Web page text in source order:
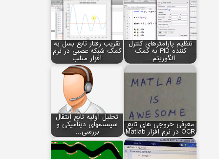
تنظیم پارامترهای کنترل
کننده PID به کمک
الگوریتم…
تقریب رفتار تابع بسل به
کمک شبکه عصبی در نرم
افزار متلب
معرفی خروجی های تابع
OCR در نرم افزار Matlab
تحلیل اولیه تابع انتقال
سیستم‏های دینامیکی و
بررسی…